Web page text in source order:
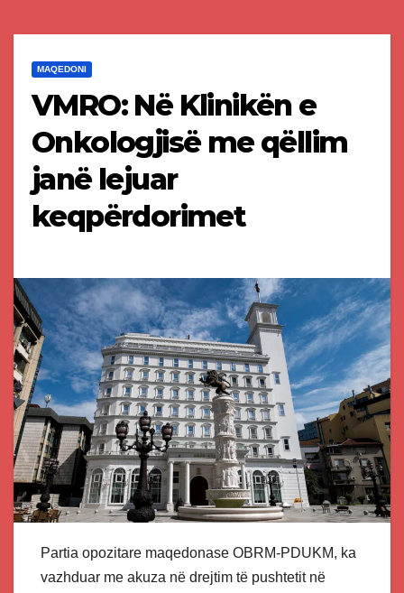
MAQEDONI
VMRO: Në Klinikën e
Onkologjisë me qëllim
janë lejuar
keqpërdorimet
Partia opozitare maqedonase OBRM-PDUKM, ka
vazhduar me akuza në drejtim të pushtetit në